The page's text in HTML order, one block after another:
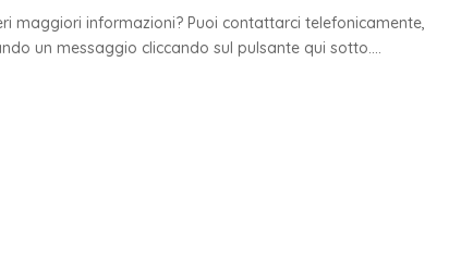
maggiori informazioni? Puoi contattarci telefonicamente,
un messaggio cliccando sul pulsante qui sotto....